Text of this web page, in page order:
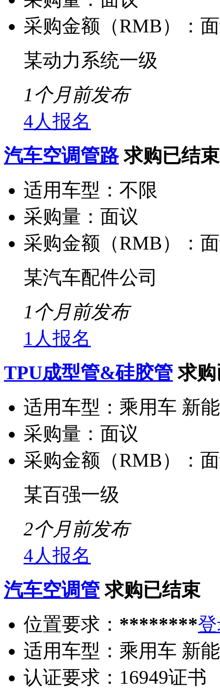
采购金额（RMB）：
某动力系统一级
1个月前发布
4人报名
汽车空调管路 求购已结束
适用车型： 不限
采购量： 面议
采购金额（RMB）：
某汽车配件公司
1个月前发布
1人报名
TPU成型管&硅胶管 求
适用车型： 乘用车 新
采购量： 面议
采购金额（RMB）：
某百强一级
2个月前发布
4人报名
汽车空调管 求购已结束
位置要求： ********
适用车型： 乘用车 新
认证要求： 16949证书